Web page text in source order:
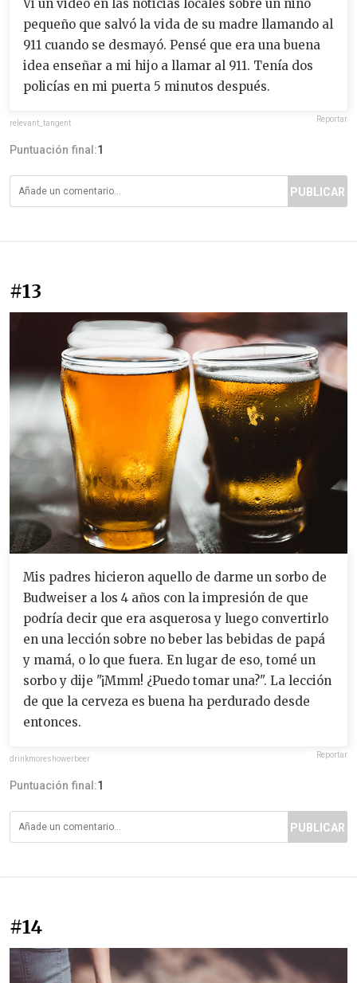
Vi un video en las noticias locales sobre un niño
pequeño que salvó la vida de su madre llamando al
911 cuando se desmayó. Pensé que era una buena
idea enseñar a mi hijo a llamar al 911. Tenía dos
policías en mi puerta 5 minutos después.
relevant_tangent Reportar
Puntuación final:1
PUBLICAR
#13
Mis padres hicieron aquello de darme un sorbo de
Budweiser a los 4 años con la impresión de que
podría decir que era asquerosa y luego convertirlo
en una lección sobre no beber las bebidas de papá
y mamá, o lo que fuera. En lugar de eso, tomé un
sorbo y dije "¡Mmm! ¿Puedo tomar una?". La lección
de que la cerveza es buena ha perdurado desde
entonces.
drinkmoreshowerbeer Reportar
Puntuación final:1
PUBLICAR
#14